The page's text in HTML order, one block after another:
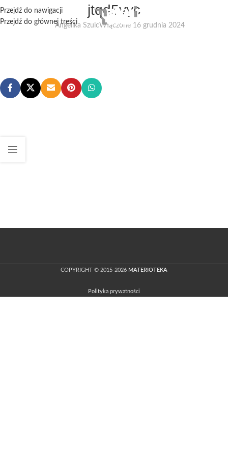
Przejdź do nawigacji
Przejdź do głównej treści
jtqd5vyc
Angelika SzulcWłączone 16 grudnia 2024
COPYRIGHT © 2015-2026 MATERIOTEKA
Polityka prywatności